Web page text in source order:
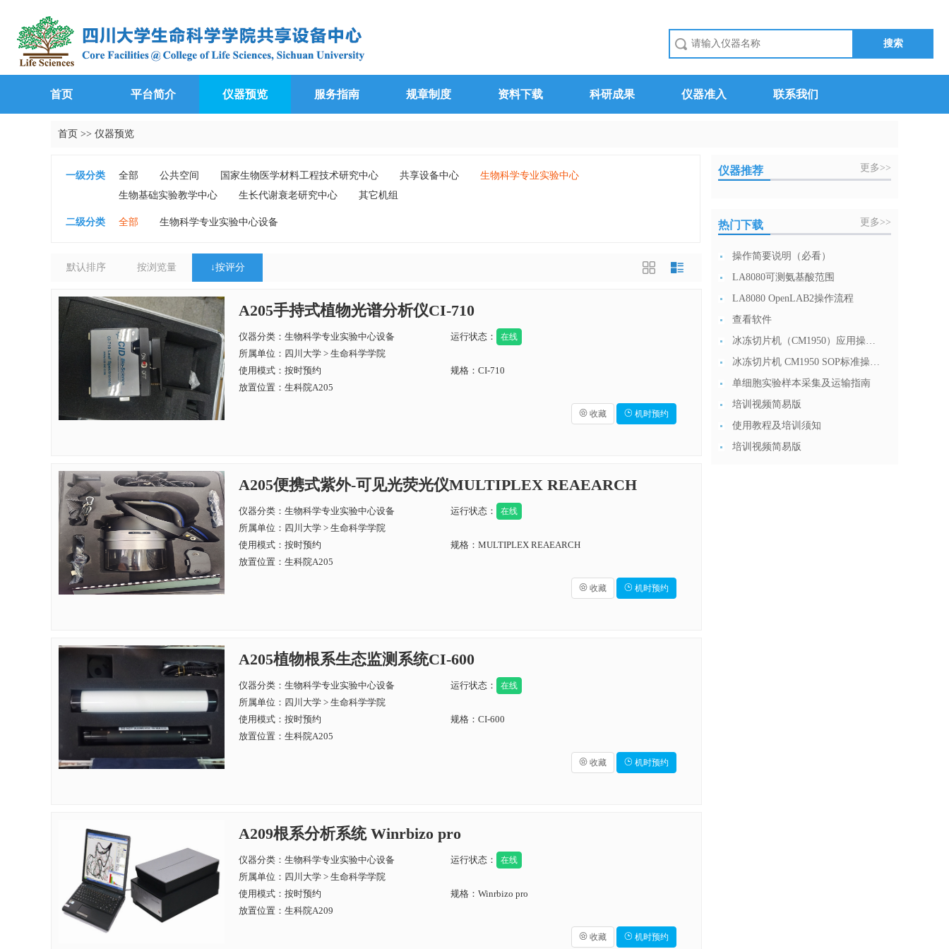
首页 平台简介 仪器预览 服务指南 规章制度 资料下载 科研成果 仪器准入 联系我们
首页 >> 仪器预览
一级分类 全部 公共空间 国家生物医学材料工程技术研究中心 共享设备中心
生物科学专业实验中心
生物基础实验教学中心
生长代谢衰老研究中心 其它机组
二级分类 全部 生物科学专业实验中心设备
默认排序 按浏览量 ↓按评分
A205手持式植物光谱分析仪CI-710
仪器分类：生物科学专业实验中心设备 运行状态： 在线
所属单位： 四川大学 > 生命科学学院
使用模式：按时预约
规格：CI-710
放置位置：生科院A205
 收藏  机时预约
A205便携式紫外-可见光荧光仪MULTIPLEX REAEARCH
仪器分类：生物科学专业实验中心设备 运行状态： 在线
所属单位： 四川大学 > 生命科学学院
使用模式：按时预约
规格：MULTIPLEX REAEARCH
放置位置：生科院A205
 收藏  机时预约
A205植物根系生态监测系统CI-600
仪器分类：生物科学专业实验中心设备 运行状态： 在线
所属单位： 四川大学 > 生命科学学院
使用模式：按时预约
规格：CI-600
放置位置：生科院A205
 收藏  机时预约
A209根系分析系统 Winrbizo pro
仪器分类：生物科学专业实验中心设备 运行状态： 在线
所属单位： 四川大学 > 生命科学学院
使用模式：按时预约
规格：Winrbizo pro
放置位置：生科院A209
 收藏  机时预约
仪器推荐 更多>>
热门下载 更多>>
操作简要说明（必看）
LA8080可测氨基酸范围
LA8080 OpenLAB2操作流程
查看软件
冰冻切片机（CM1950）应用操作 (2)
冰冻切片机 CM1950 SOP标准操作流程 20191212
单细胞实验样本采集及运输指南
培训视频简易版
使用教程及培训须知
培训视频简易版